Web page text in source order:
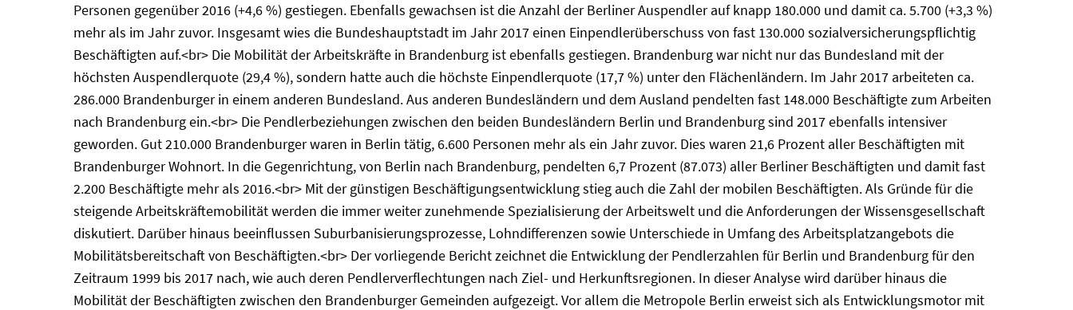
Personen gegenüber 2016 (+4,6 %) gestiegen. Ebenfalls gewachsen ist die Anzahl der Berliner Auspendler auf knapp 180.000 und damit ca. 5.700 (+3,3 %)
mehr als im Jahr zuvor. Insgesamt wies die Bundeshauptstadt im Jahr 2017 einen Einpendlerüberschuss von fast 130.000 sozialversicherungspflichtig
Beschäftigten auf.<br> Die Mobilität der Arbeitskräfte in Brandenburg ist ebenfalls gestiegen. Brandenburg war nicht nur das Bundesland mit der
höchsten Auspendlerquote (29,4 %), sondern hatte auch die höchste Einpendlerquote (17,7 %) unter den Flächenländern. Im Jahr 2017 arbeiteten ca.
286.000 Brandenburger in einem anderen Bundesland. Aus anderen Bundesländern und dem Ausland pendelten fast 148.000 Beschäftigte zum Arbeiten
nach Brandenburg ein.<br> Die Pendlerbeziehungen zwischen den beiden Bundesländern Berlin und Brandenburg sind 2017 ebenfalls intensiver
geworden. Gut 210.000 Brandenburger waren in Berlin tätig, 6.600 Personen mehr als ein Jahr zuvor. Dies waren 21,6 Prozent aller Beschäftigten mit
Brandenburger Wohnort. In die Gegenrichtung, von Berlin nach Brandenburg, pendelten 6,7 Prozent (87.073) aller Berliner Beschäftigten und damit fast
2.200 Beschäftigte mehr als 2016.<br> Mit der günstigen Beschäftigungsentwicklung stieg auch die Zahl der mobilen Beschäftigten. Als Gründe für die
steigende Arbeitskräftemobilität werden die immer weiter zunehmende Spezialisierung der Arbeitswelt und die Anforderungen der Wissensgesellschaft
diskutiert. Darüber hinaus beeinflussen Suburbanisierungsprozesse, Lohndifferenzen sowie Unterschiede in Umfang des Arbeitsplatzangebots die
Mobilitätsbereitschaft von Beschäftigten.<br> Der vorliegende Bericht zeichnet die Entwicklung der Pendlerzahlen für Berlin und Brandenburg für den
Zeitraum 1999 bis 2017 nach, wie auch deren Pendlerverflechtungen nach Ziel- und Herkunftsregionen. In dieser Analyse wird darüber hinaus die
Mobilität der Beschäftigten zwischen den Brandenburger Gemeinden aufgezeigt. Vor allem die Metropole Berlin erweist sich als Entwicklungsmotor mit